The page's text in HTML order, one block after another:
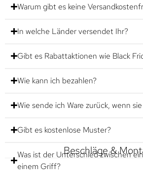
Warum gibt es keine
In welche Länder versendet Ihr?
Gibt es Rabattaktionen wie Black
Wie kann ich bezahlen?
Wie sende ich Ware zurück, wenn
Gibt es kostenlose Muster?
Beschläge &
Was ist der Unterschied zwischen
einem Griff?